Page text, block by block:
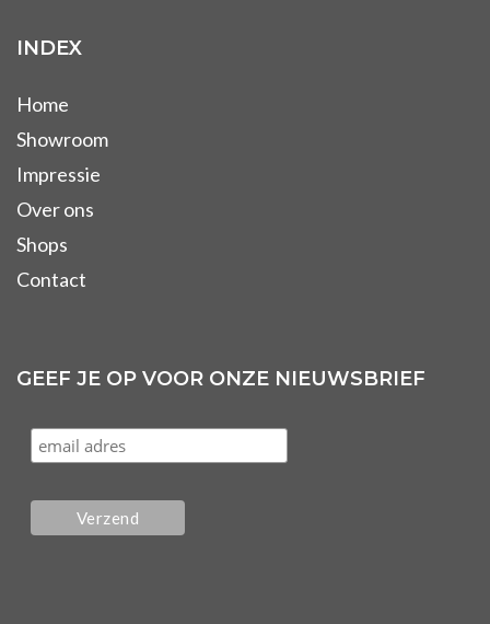
INDEX
Home
Showroom
Impressie
Over ons
Shops
Contact
GEEF JE OP VOOR ONZE NIEUWSBRIEF